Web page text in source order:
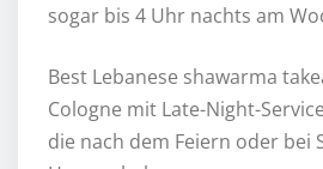
sogar bis 4 Uhr nachts am
Best Lebanese shawarma
Cologne mit Late-Night-
die nach dem Feiern oder bei